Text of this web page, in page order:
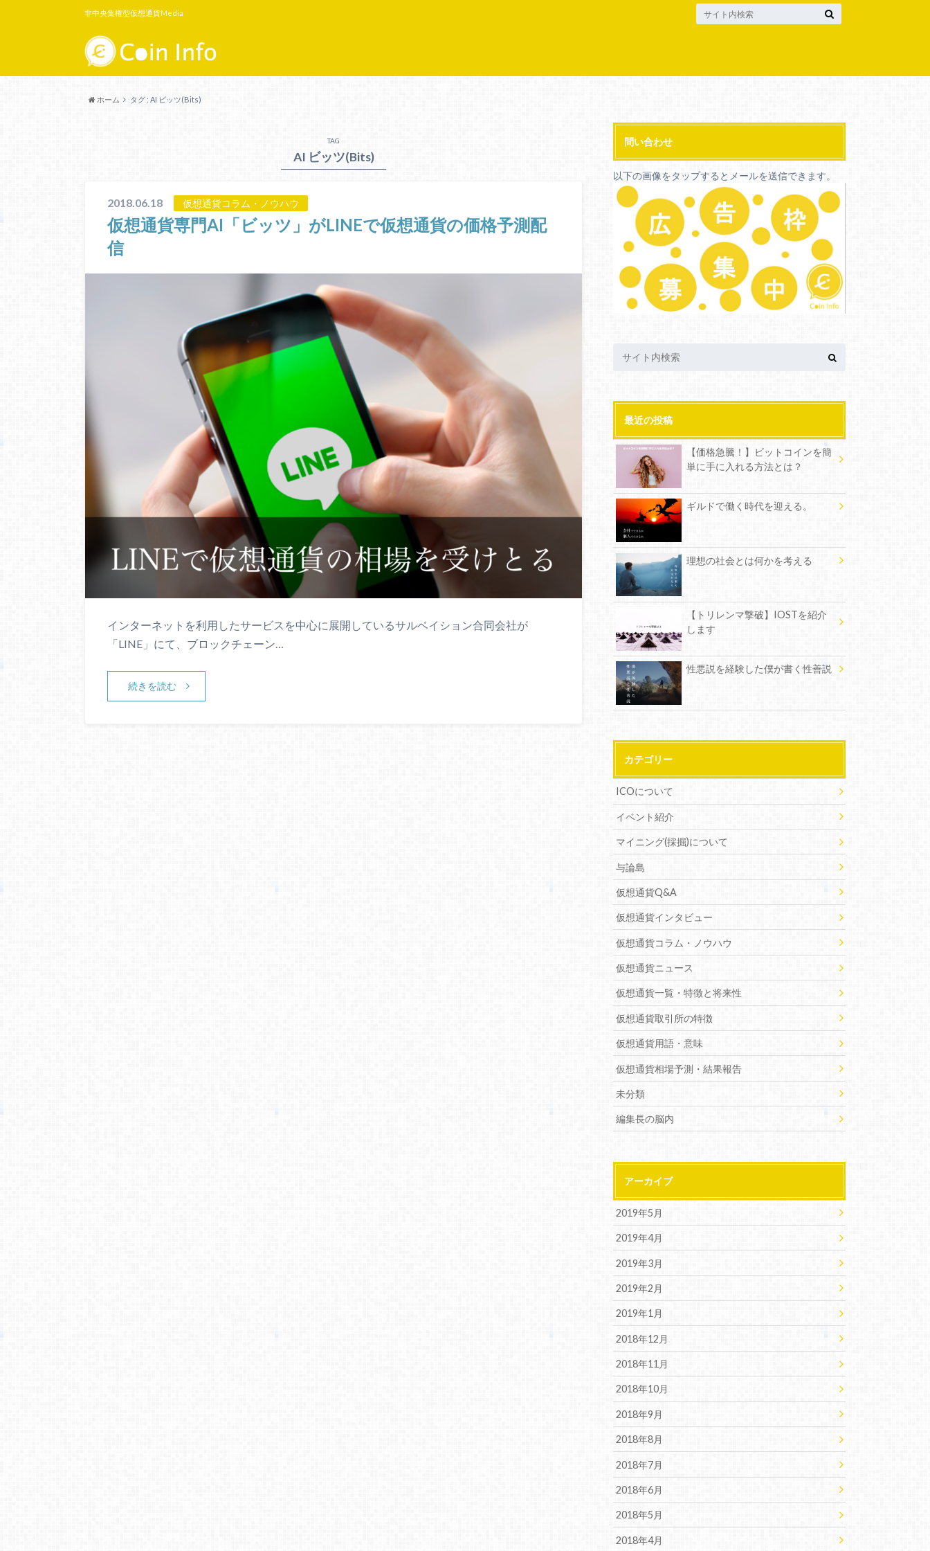
非中央集権型仮想通貨Media
ホーム タグ : AI ビッツ(Bits)
TAG
AI ビッツ(Bits)
2018.06.18 仮想通貨コラム・ノウハウ
仮想通貨専門AI「ビッツ」がLINEで仮想通貨の価格予測配
信
インターネットを利用したサービスを中心に展開しているサルベイション合同会社が
「LINE」にて、ブロックチェーン…
続きを読む
問い合わせ
以下の画像をタップするとメールを送信できます。
最近の投稿
【価格急騰！】ビットコインを簡
単に手に入れる方法とは？
ギルドで働く時代を迎える。
理想の社会とは何かを考える
【トリレンマ撃破】IOSTを紹介
します
性悪説を経験した僕が書く性善説
カテゴリー
ICOについて
イベント紹介
マイニング(採掘)について
与論島
仮想通貨Q&A
仮想通貨インタビュー
仮想通貨コラム・ノウハウ
仮想通貨ニュース
仮想通貨一覧・特徴と将来性
仮想通貨取引所の特徴
仮想通貨用語・意味
仮想通貨相場予測・結果報告
未分類
編集長の脳内
アーカイブ
2019年5月
2019年4月
2019年3月
2019年2月
2019年1月
2018年12月
2018年11月
2018年10月
2018年9月
2018年8月
2018年7月
2018年6月
2018年5月
2018年4月